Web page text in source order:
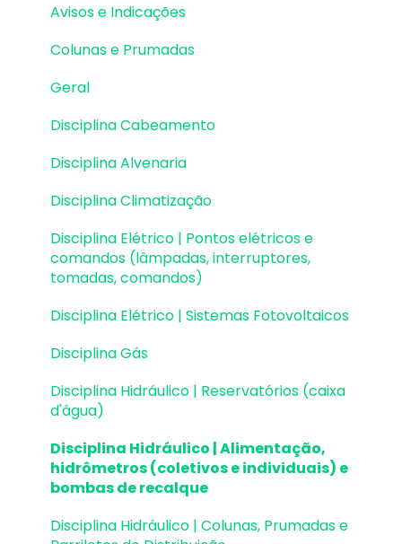
Detalhamento
Cargas
Escadas
Escadas | Exemplos de Lançamento
Reservatórios
Reservatórios | Exemplos de lançamento
Paredes de contenção
Muros de Arrimo
Elementos genéricos e perfis metálicos
Estruturas de Alvenaria Estrutural
Estruturas de Protensão
Estruturas Pré-Moldadas
Avisos e Indicações
Colunas e Prumadas
Geral
Disciplina Cabeamento
Disciplina Alvenaria
Disciplina Climatização
Disciplina Elétrico | Pontos elétricos e
comandos (lâmpadas, interruptores,
tomadas, comandos)
Disciplina Elétrico | Sistemas Fotovoltaicos
Disciplina Gás
Disciplina Hidráulico | Reservatórios (caixa
d'água)
Disciplina Hidráulico | Alimentação,
hidrômetros (coletivos e individuais) e
bombas de recalque
Disciplina Hidráulico | Colunas, Prumadas e